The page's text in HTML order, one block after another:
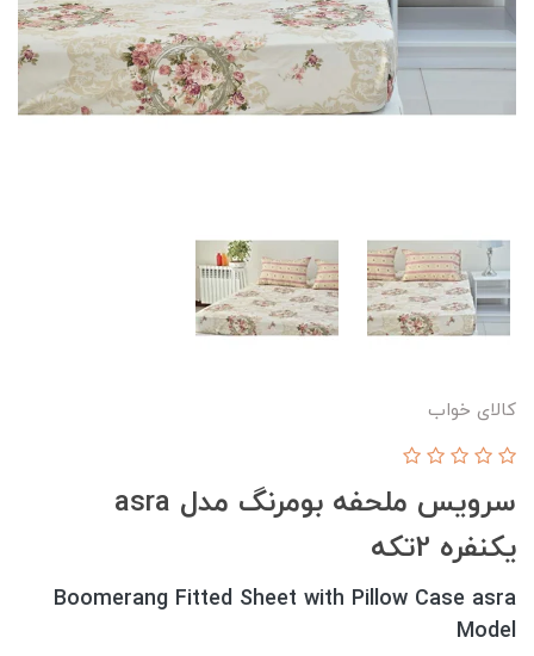
کالای خواب
سرویس ملحفه بومرنگ مدل asra
یکنفره 2تکه
Boomerang Fitted Sheet with Pillow Case asra
Model